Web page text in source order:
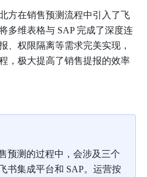
方在销售预测流程中引入了飞
多维表格与 SAP 完成了深度连
、权限隔离等需求完美实现，
，极大提高了销售提报的效率
预测的过程中，会涉及三个
书集成平台和 SAP。运营按